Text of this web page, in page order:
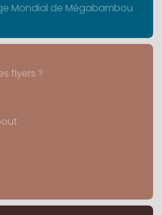
Mondial de Mégabambou
flyers ?